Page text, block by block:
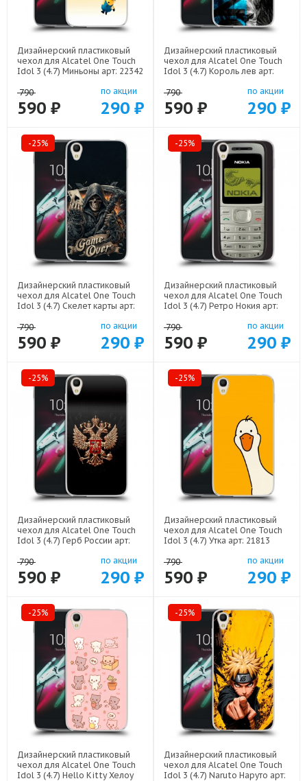
Дизайнерский пластиковый
чехол для Alcatel One Touch
Idol 3 (4.7) Миньоны арт: 22342
790
590 ₽
по акции
290 ₽
Дизайнерский пластиковый
чехол для Alcatel One Touch
Idol 3 (4.7) Король лев арт:
790
590 ₽
по акции
290 ₽
-25%
Дизайнерский пластиковый
чехол для Alcatel One Touch
Idol 3 (4.7) Скелет карты арт:
790
590 ₽
по акции
290 ₽
-25%
Дизайнерский пластиковый
чехол для Alcatel One Touch
Idol 3 (4.7) Ретро Нокия арт:
790
590 ₽
по акции
290 ₽
-25%
Дизайнерский пластиковый
чехол для Alcatel One Touch
Idol 3 (4.7) Герб России арт:
790
590 ₽
по акции
290 ₽
-25%
Дизайнерский пластиковый
чехол для Alcatel One Touch
Idol 3 (4.7) Утка арт: 21813
790
590 ₽
по акции
290 ₽
-25%
Дизайнерский пластиковый
чехол для Alcatel One Touch
Idol 3 (4.7) Hello Kitty Хелоу
-25%
Дизайнерский пластиковый
чехол для Alcatel One Touch
Idol 3 (4.7) Naruto Наруто арт: